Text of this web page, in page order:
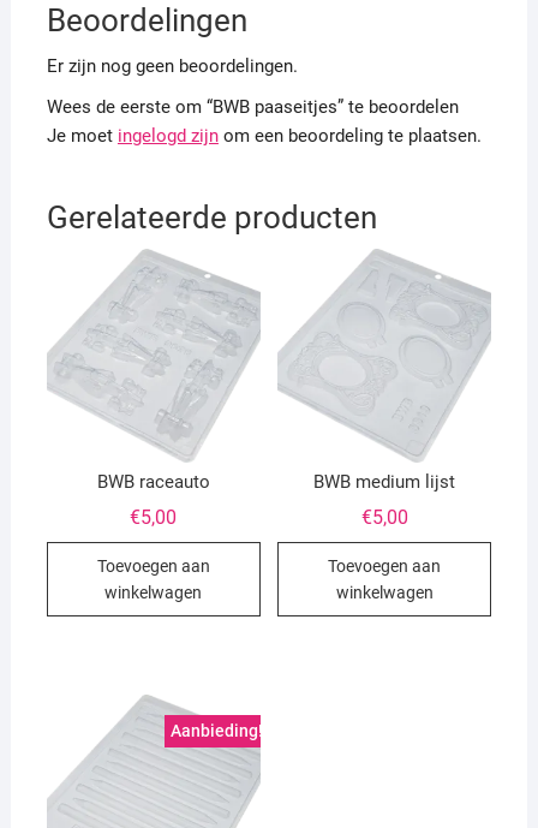
Beoordelingen
Er zijn nog geen beoordelingen.
Wees de eerste om “BWB paaseitjes” te beoordelen
Je moet ingelogd zijnom een beoordeling te plaatsen.
Gerelateerde producten
BWB raceauto
€5,00
Toevoegen aan
winkelwagen
BWB medium lijst
€5,00
Toevoegen aan
winkelwagen
Aanbieding!